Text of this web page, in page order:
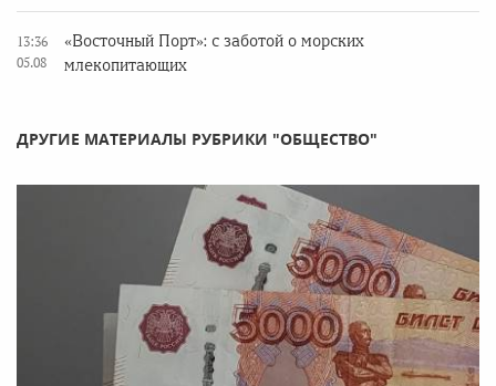
13:36
05.08
«Восточный Порт»: с заботой о морских
млекопитающих
ДРУГИЕ МАТЕРИАЛЫ РУБРИКИ "ОБЩЕСТВО"